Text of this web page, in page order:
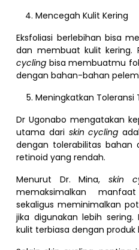
Mencegah Kulit Kering
Eksfoliasi berlebihan bisa
dan membuat kulit kering.
cycling bisa membuatmu
dengan bahan-bahan
Meningkatkan Toleransi
Dr Ugonabo mengatakan
utama dari skin cycling
dengan tolerabilitas bahan
retinoid yang rendah.
Menurut Dr. Mina, skin
memaksimalkan
sekaligus meminimalkan
jika digunakan lebih
kulit terbiasa dengan